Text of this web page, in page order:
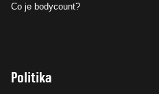
Co je bodycount?
Politika